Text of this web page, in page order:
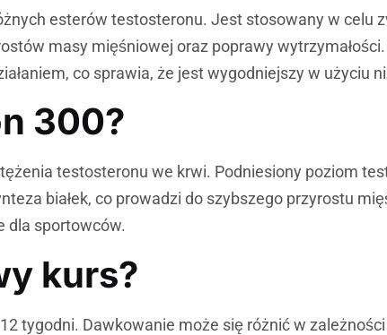
esterów testosteronu. Jest stosowany w celu
masy mięśniowej oraz poprawy
co sprawia, że jest wygodniejszy w użyciu
300?
testosteronu we krwi. Podniesiony poziom
białek, co prowadzi do szybszego przyrostu
dla sportowców.
kurs?
tygodni. Dawkowanie może się różnić w